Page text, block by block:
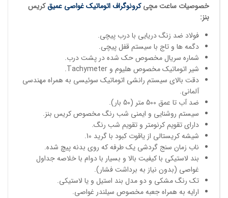
خصوصیات ساعت مچی کرونوگرافاتوماتیک غواصی عمیقکریس
بنز:
فولاد ضد زنگ دریایی با درب پیچی.
دگمه ها و تاج با سیستم قفل پیچی.
شماره سریال مخصوص حک شده در پشت درب.
شیر اتوماتیک مخصوص هلیوم و Tachymeter.
دقت بالای سیستم رانشی اتوماتیک سوئیسی به همراه مهندسی
آلمانی.
ضد آب تا عمق 500 متر (50 بار).
سیستم روشنایی و ایمنی شب رنگ مخصوص کریس بنز.
دارای تقویم کرنومتر و تقویم شب رنگ.
شیشه کریستالی از یاقوت کبود با گرید 10.
ناب زمان سنج گردشی یک طرفه که روی بدنه پیچ شده.
بند لاستیکی با کیفیت بالا و بسیار با دوام با خلاصه جداول
غواصی (بدون نیاز به برداشت فشار).
تک رنگ مشکی و دو مدل بند استیل و یا لاستیکی.
ارایه به همراه جعبه مخصوص سیلندر غواصی.